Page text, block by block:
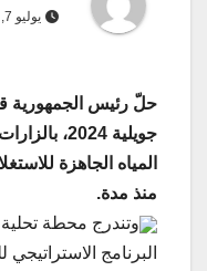
يوليو 7, 2024
جويلية
المياه الجاهزة
منذ مدة.
وتندرج محطة
البرنامج